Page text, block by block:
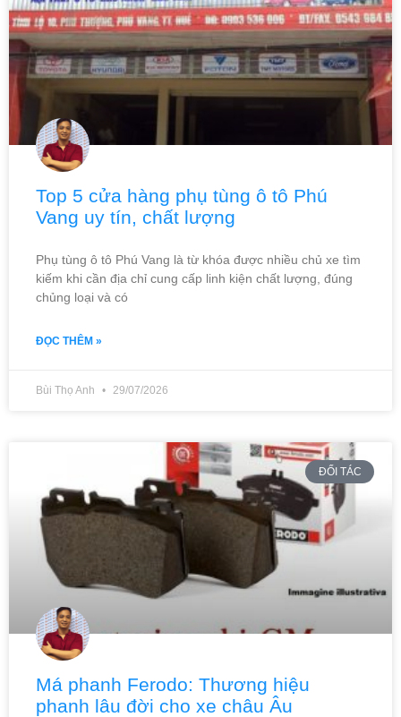
Top 5 cửa hàng phụ tùng ô tô Phú
Vang uy tín, chất lượng
Phụ tùng ô tô Phú Vang là từ khóa được nhiều chủ xe tìm
kiếm khi cần địa chỉ cung cấp linh kiện chất lượng, đúng
chủng loại và có
ĐỌC THÊM »
Bùi Thọ Anh 29/07/2026
ĐỐI TÁC
Má phanh Ferodo: Thương hiệu
phanh lâu đời cho xe châu Âu